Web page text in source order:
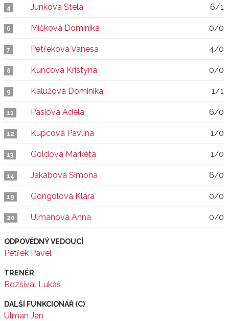
4 Junková Stela 6/1
6 Mičková Dominika 0/0
7 Petřeková Vanesa 4/0
8 Kuncová Kristýna 0/0
9 Kalužová Dominika 1/1
11 Pasiová Adéla 6/0
12 Kupcová Pavlína 1/0
13 Goldová Markéta 1/0
14 Jakabová Simona 6/0
19 Gongolová Klára 0/0
20 Ulmanová Anna 0/0
ODPOVĚDNÝ VEDOUCÍ
Petřek Pavel
TRENÉR
Rozsíval Lukáš
DALŠÍ FUNKCIONÁŘ (C)
Ulman Jan